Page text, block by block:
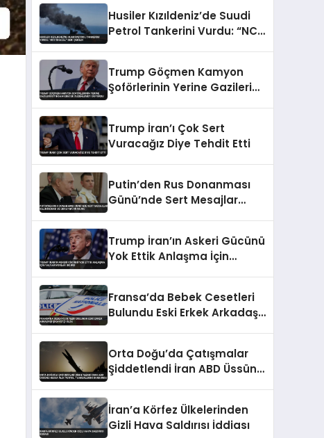
Husiler Kızıldeniz’de Suudi
Petrol Tankerini Vurdu: “NCC
Trump Göçmen Kamyon
Şoförlerinin Yerine Gazileri
Trump İran’ı Çok Sert
Vuracağız Diye Tehdit Etti
Putin’den Rus Donanması
Günü’nde Sert Mesajlar
Trump İran’ın Askeri Gücünü
Yok Ettik Anlaşma İçin
Fransa’da Bebek Cesetleri
Bulundu Eski Erkek Arkadaşı
Orta Doğu’da Çatışmalar
Şiddetlendi İran ABD Üssünü
İran’a Körfez Ülkelerinden
Gizli Hava Saldırısı İddiası